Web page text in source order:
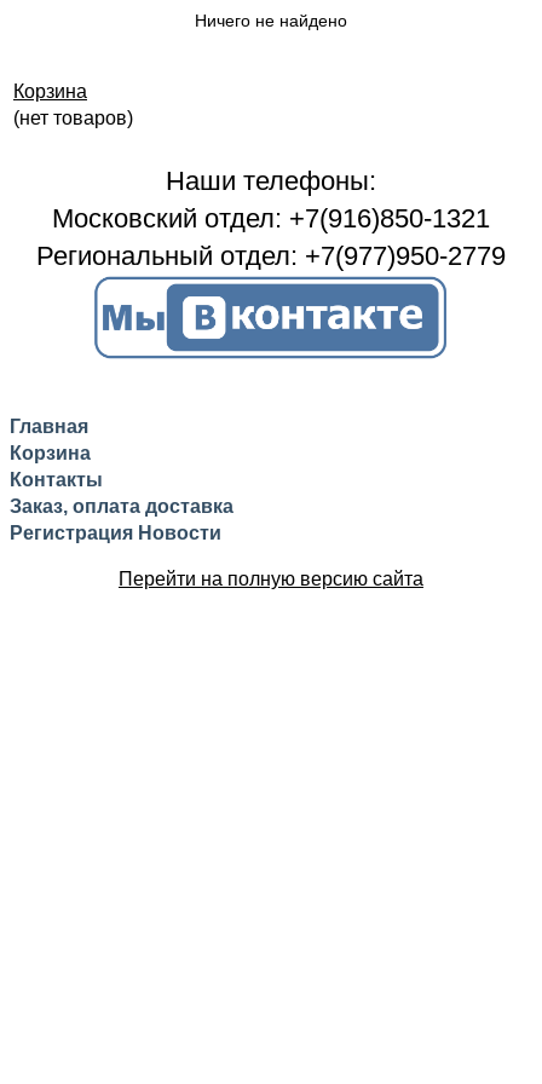
Ничего не найдено
Корзина
(нет товаров)
Наши телефоны:
Московский отдел: +7(916)850-1321
Региональный отдел: +7(977)950-2779
Главная
Корзина
Контакты
Заказ, оплата доставка
Регистрация Новости
Перейти на полную версию сайта